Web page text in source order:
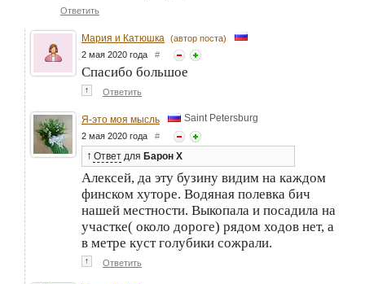
Ответить
Мария и Катюшка (автор поста)
2 мая 2020 года #
Спасибо большое
↑ Ответить
Я-это моя мысль Saint Petersburg
2 мая 2020 года #
↑ Ответ для Барон Х
Алексей, да эту бузину видим на каждом
финском хуторе. Водяная полевка бич
нашей местности. Выкопала и посадила на
участке( около дороге) рядом ходов нет, а
в метре куст голубики сожрали.
↑ Ответить